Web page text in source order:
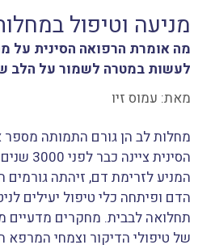
מניעה וטיפול
מה אומרת הרפואה הסינית על
לעשות במטרה לשמור על הלב
מאת: עמוס זיו
מחלות לב הן גורם התמותה
הסינית
המניע לזרימת דם, זיהתה גורמים
הדם ופיתחה כלי טיפול יעילים
תחלואה לבבית. מחקרים מדעיים
של טיפולי הדיקור וצמחי המרפא